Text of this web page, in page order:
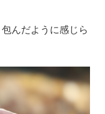
んだように感じら